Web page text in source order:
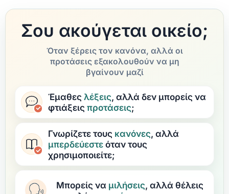
Σου ακούγεται οικείο;
Όταν ξέρεις τον κανόνα, αλλά οι
προτάσεις εξακολουθούν να μη
βγαίνουν μαζί
Έμαθες λέξεις, αλλά δεν μπορείς να
φτιάξεις προτάσεις;
Γνωρίζετε τους κανόνες, αλλά
μπερδεύεστεόταν τους
χρησιμοποιείτε;
Μπορείς να μιλήσεις, αλλά θέλεις